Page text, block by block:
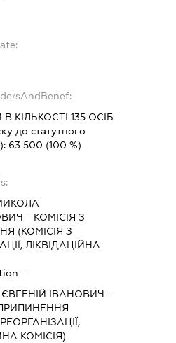
КІЛЬКОСТІ 135 ОСІБ
до статутного
63 500 (100 %)
- КОМІСІЯ З
(КОМІСІЯ З
ЛІКВІДАЦІЙНА
-
ІВАНОВИЧ -
КОМІСІЯ)